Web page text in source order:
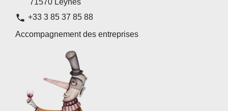
71570 Leynes
phone +33 3 85 37 85 88
Accompagnement des entreprises